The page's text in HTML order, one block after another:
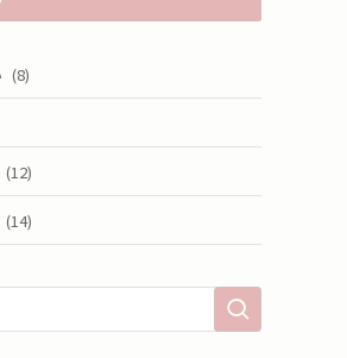
(8)
(12)
(14)